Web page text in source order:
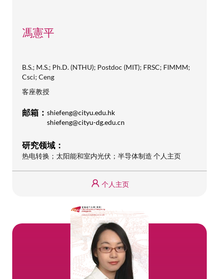
馮憲平
B.S.; M.S.; Ph.D. (NTHU); Postdoc (MIT); FRSC; FIMMM;
Csci; Ceng
客座教授
邮箱： shiefeng@cityu.edu.hk
shiefeng@cityu-dg.edu.cn
研究领域：
热电转换；太阳能和室内光伏；半导体制造 个人主页
个人主页